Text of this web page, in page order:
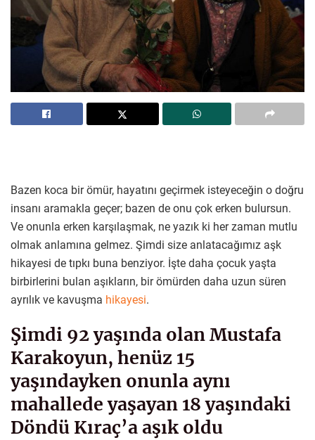
Bazen koca bir ömür, hayatını geçirmek isteyeceğin o doğru
insanı aramakla geçer; bazen de onu çok erken bulursun.
Ve onunla erken karşılaşmak, ne yazık ki her zaman mutlu
olmak anlamına gelmez. Şimdi size anlatacağımız aşk
hikayesi de tıpkı buna benziyor. İşte daha çocuk yaşta
birbirlerini bulan aşıkların, bir ömürden daha uzun süren
ayrılık ve kavuşma hikayesi.
Şimdi 92 yaşında olan Mustafa
Karakoyun, henüz 15
yaşındayken onunla aynı
mahallede yaşayan 18 yaşındaki
Döndü Kıraç’a aşık oldu